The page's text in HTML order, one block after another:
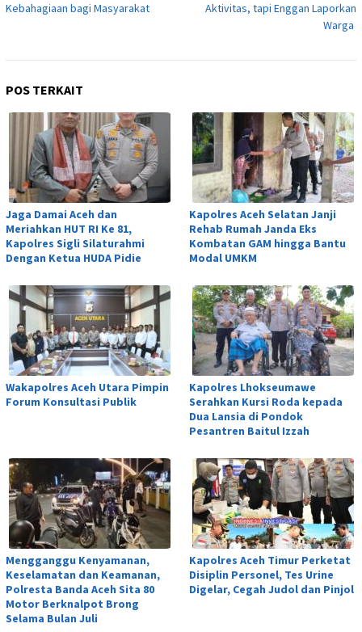
Kebahagiaan bagi Masyarakat
Aktivitas, tapi Enggan Laporkan
Warga
POS TERKAIT
Jaga Damai Aceh dan
Meriahkan HUT RI Ke 81,
Kapolres Sigli Silaturahmi
Dengan Ketua HUDA Pidie
Kapolres Aceh Selatan Janji
Rehab Rumah Janda Eks
Kombatan GAM hingga Bantu
Modal UMKM
Wakapolres Aceh Utara Pimpin
Forum Konsultasi Publik
Kapolres Lhokseumawe
Serahkan Kursi Roda kepada
Dua Lansia di Pondok
Pesantren Baitul Izzah
Mengganggu Kenyamanan,
Keselamatan dan Keamanan,
Polresta Banda Aceh Sita 80
Motor Berknalpot Brong
Selama Bulan Juli
Kapolres Aceh Timur Perketat
Disiplin Personel, Tes Urine
Digelar, Cegah Judol dan Pinjol